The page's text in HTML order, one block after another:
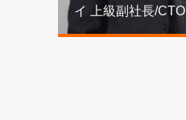
イ 上級副社長/CTO